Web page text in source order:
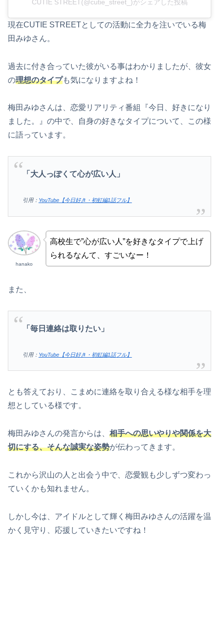
CUTIE STREET(@cutie_street_)がシェアした投稿
現在CUTIE STREETとしての活動に全力を注いでいる梅
田みゆさん。
過去に付き合っていた彼がいる事はわかりましたが、彼女
の理想のタイプも気になりますよね！
梅田みゆさんは、恋愛リアリティ番組『今日、好きになり
ました。』の中で、自身の好きなタイプについて、この様
に語っています。
「大人っぽくて心が広い人」
引用： YouTube【今日好き・初虹編1話フル】
hanako
高校生で”心が広い人”を好きなタイプで上げ
られるなんて、すごいなー！
また、
「毎日連絡は取りたい」
引用： YouTube【今日好き・初虹編1話フル】
とも答えており、こまめに連絡を取り合える様な相手を理
想としている様です。
梅田みゆさんの発言からは、 相手への思いやりや関係を大
切にする、そんな誠実な姿勢が伝わってきます。
これから沢山の人と出会う中で、恋愛観も少しずつ変わっ
ていくかも知れません。
しかし今は、アイドルとして輝く梅田みゆさんの活躍を温
かく見守り、応援していきたいですね！